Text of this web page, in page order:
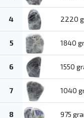
4 2220
5 1840
6 1550
7 1040
8 975